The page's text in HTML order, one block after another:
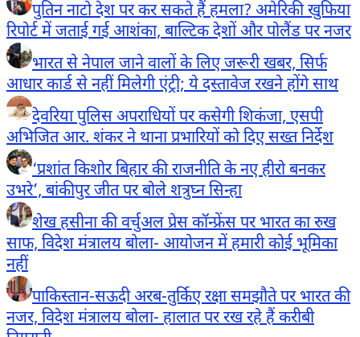
पुतिन नाटो देश पर कर सकते हैं हमला? अमेरिकी खुफिया
रिपोर्ट में जताई गई आशंका, बाल्टिक देशों और पोलैंड पर नजर
भारत से नेपाल जाने वालों के लिए जरूरी खबर, सिर्फ
आधार कार्ड से नहीं मिलेगी एंट्री; ये दस्तावेज रखने होंगे साथ
देवरिया पुलिस अपराधियों पर कसेगी शिकंजा, एसपी
अभिजित आर. शंकर ने थाना प्रभारियों को दिए सख्त निर्देश
‘प्रशांत किशोर बिहार की राजनीति के नए हीरो बनकर
उभरे’, बांकीपुर जीत पर बोले शत्रुघ्न सिन्हा
शेख हसीना की वर्चुअल प्रेस कॉन्फ्रेंस पर भारत का रुख
साफ, विदेश मंत्रालय बोला- आयोजन में हमारी कोई भूमिका
नहीं
पाकिस्तान-सऊदी अरब-तुर्किए रक्षा समझौते पर भारत की
नजर, विदेश मंत्रालय बोला- हालात पर रख रहे हैं करीबी